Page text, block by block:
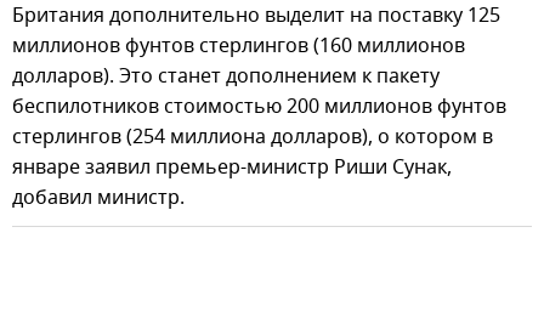
Британия дополнительно выделит на поставку 125
миллионов фунтов стерлингов (160 миллионов
долларов). Это станет дополнением к пакету
беспилотников стоимостью 200 миллионов фунтов
стерлингов (254 миллиона долларов), о котором в
январе заявил премьер-министр Риши Сунак,
добавил министр.